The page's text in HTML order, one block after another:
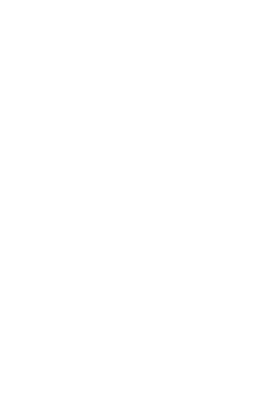
Der Artikel befasst sich